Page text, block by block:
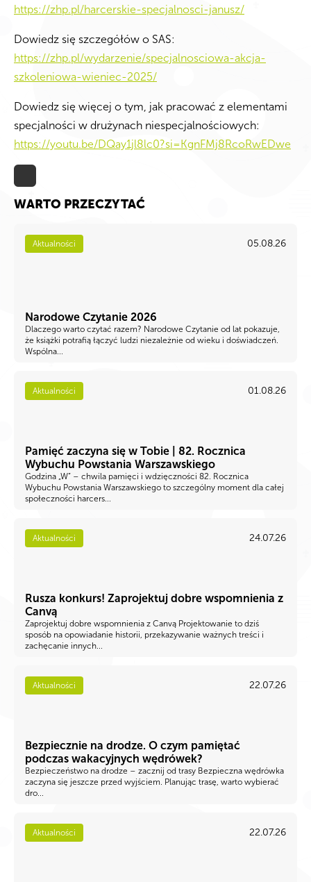
https://zhp.pl/harcerskie-specjalnosci-janusz/
Dowiedz się szczegółów o SAS:
https://zhp.pl/wydarzenie/specjalnosciowa-akcja-
szkoleniowa-wieniec-2025/
Dowiedz się więcej o tym, jak pracować z elementami
specjalności w drużynach niespecjalnościowych:
https://youtu.be/DQay1jl8lc0?si=KgnFMj8RcoRwEDwe
WARTO PRZECZYTAĆ
Aktualności 05.08.26
Narodowe Czytanie 2026
Dlaczego warto czytać razem? Narodowe Czytanie od lat pokazuje,
że książki potrafią łączyć ludzi niezależnie od wieku i doświadczeń.
Wspólna...
Aktualności 01.08.26
Pamięć zaczyna się w Tobie | 82. Rocznica
Wybuchu Powstania Warszawskiego
Godzina „W” – chwila pamięci i wdzięczności 82. Rocznica
Wybuchu Powstania Warszawskiego to szczególny moment dla całej
społeczności harcers...
Aktualności 24.07.26
Rusza konkurs! Zaprojektuj dobre wspomnienia z
Canvą
Zaprojektuj dobre wspomnienia z Canvą Projektowanie to dziś
sposób na opowiadanie historii, przekazywanie ważnych treści i
zachęcanie innych...
Aktualności 22.07.26
Bezpiecznie na drodze. O czym pamiętać
podczas wakacyjnych wędrówek?
Bezpieczeństwo na drodze – zacznij od trasy Bezpieczna wędrówka
zaczyna się jeszcze przed wyjściem. Planując trasę, warto wybierać
dro...
Aktualności 22.07.26